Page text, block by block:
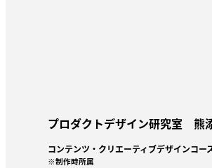
プロダクトデザイン研究室
コンテンツ・クリエーティブデザインコー
※制作時所属